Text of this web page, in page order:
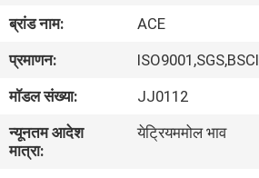
हमारे
बारे
कारखाना
ब्रांड नाम:
ACE
प्रमाणन:
ISO9001,SGS,BSCI
मॉडल संख्या:
JJ0112
न्यूनतम आदेश
मात्रा:
येट्रियममोल भाव